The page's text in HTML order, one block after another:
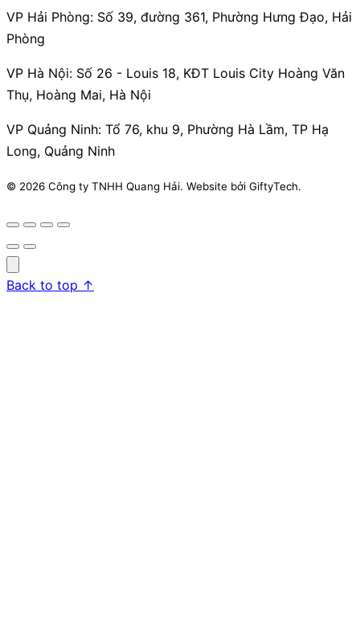
VP Hải Phòng: Số 39, đường 361, Phường Hưng Đạo, Hải
Phòng
VP Hà Nội: Số 26 - Louis 18, KĐT Louis City Hoàng Văn
Thụ, Hoàng Mai, Hà Nội
VP Quảng Ninh: Tổ 76, khu 9, Phường Hà Lầm, TP Hạ
Long, Quảng Ninh
© 2026 Công ty TNHH Quang Hải. Website bởi GiftyTech.